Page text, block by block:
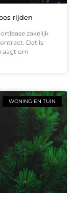
rijden
zakelijk
Dat is
om
WONING EN TUIN